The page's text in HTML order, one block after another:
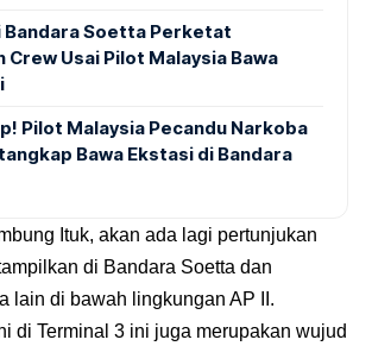
Bandara Soetta Perketat
Crew Usai Pilot Malaysia Bawa
Pilot Malaysia Pecandu Narkoba
Bawa Ekstasi di Bandara
Ituk, akan ada lagi pertunjukan
di Bandara Soetta dan
lain di bawah lingkungan AP II.
di Terminal 3 ini juga merupakan wujud